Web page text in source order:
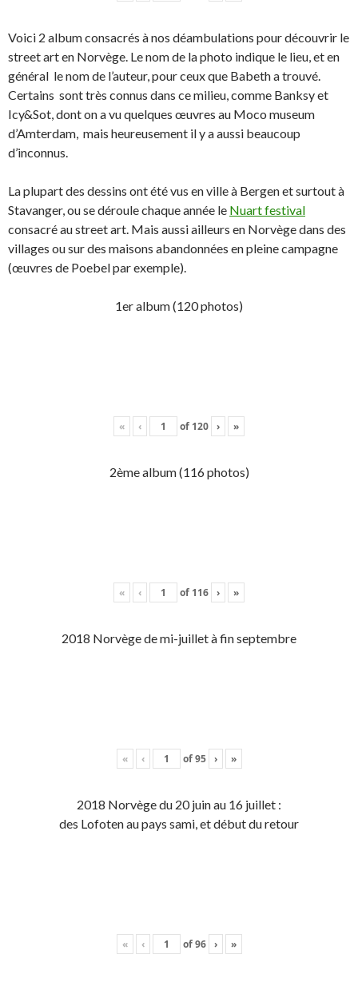
Voici 2 album consacrés à nos déambulations pour découvrir le
street art en Norvège. Le nom de la photo indique le lieu, et en
général le nom de l’auteur, pour ceux que Babeth a trouvé.
Certains sont très connus dans ce milieu, comme Banksy et
Icy&Sot, dont on a vu quelques œuvres au Moco museum
d’Amterdam, mais heureusement il y a aussi beaucoup
d’inconnus.
La plupart des dessins ont été vus en ville à Bergen et surtout à
Stavanger, ou se déroule chaque année le Nuart festival
consacré au street art. Mais aussi ailleurs en Norvège dans des
villages ou sur des maisons abandonnées en pleine campagne
(œuvres de Poebel par exemple).
1er album (120 photos)
« ‹ of 120 › »
2ème album (116 photos)
« ‹ of 116 › »
2018 Norvège de mi-juillet à fin septembre
« ‹ of95 › »
2018 Norvège du 20 juin au 16 juillet :
des Lofoten au pays sami, et début du retour
« ‹ of96 › »